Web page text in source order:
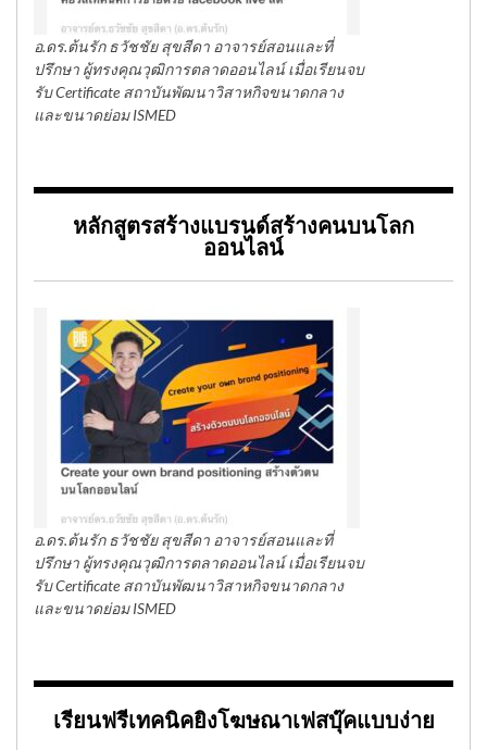
อ.ดร.ต้นรัก ธวัชชัย สุขสีดา อาจารย์สอนและที่
ปรึกษา ผู้ทรงคุณวุฒิการตลาดออนไลน์ เมื่อเรียนจบ
รับ Certificate สถาบันพัฒนาวิสาหกิจขนาดกลาง
และขนาดย่อม ISMED
หลักสูตรสร้างแบรนด์สร้างคนบนโลก
ออนไลน์
อ.ดร.ต้นรัก ธวัชชัย สุขสีดา อาจารย์สอนและที่
ปรึกษา ผู้ทรงคุณวุฒิการตลาดออนไลน์ เมื่อเรียนจบ
รับ Certificate สถาบันพัฒนาวิสาหกิจขนาดกลาง
และขนาดย่อม ISMED
เรียนฟรีเทคนิคยิงโฆษณาเฟสบุ๊คแบบง่าย